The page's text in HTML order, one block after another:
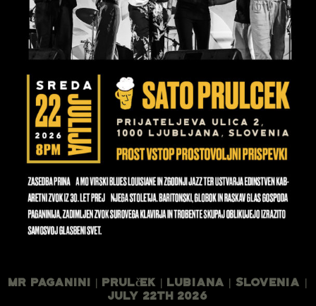
Mr Paganini | Prulček | Lubiana | Slovenia |
July 22th 2026